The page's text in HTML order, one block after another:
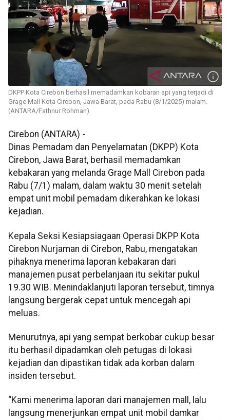
DKPP Kota Cirebon berhasil memadamkan kobaran api yang terjadi di
Grage Mall Kota Cirebon, Jawa Barat, pada Rabu (8/1/2025) malam.
(ANTARA/Fathnur Rohman)
Cirebon (ANTARA) -
Dinas Pemadam dan Penyelamatan (DKPP) Kota
Cirebon, Jawa Barat, berhasil memadamkan
kebakaran yang melanda Grage Mall Cirebon pada
Rabu (7/1) malam, dalam waktu 30 menit setelah
empat unit mobil pemadam dikerahkan ke lokasi
kejadian.
Kepala Seksi Kesiapsiagaan Operasi DKPP Kota
Cirebon Nurjaman di Cirebon, Rabu, mengatakan
pihaknya menerima laporan kebakaran dari
manajemen pusat perbelanjaan itu sekitar pukul
19.30 WIB. Menindaklanjuti laporan tersebut, timnya
langsung bergerak cepat untuk mencegah api
meluas.
Menurutnya, api yang sempat berkobar cukup besar
itu berhasil dipadamkan oleh petugas di lokasi
kejadian dan dipastikan tidak ada korban dalam
insiden tersebut.
“Kami menerima laporan dari manajemen mall, lalu
langsung menerjunkan empat unit mobil damkar